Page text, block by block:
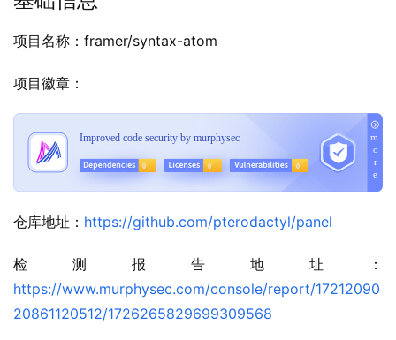
项目名称：framer/syntax-atom
项目徽章：
仓库地址： https://github.com/pterodactyl/panel
检测报告地址：
https://www.murphysec.com/console/report/17212090
20861120512/1726265829699309568